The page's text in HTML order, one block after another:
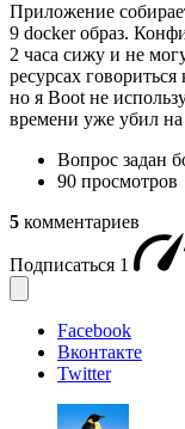
Приложение
9 docker образ.
2 часа сижу и не
ресурсах
но я Boot не
времени уже убил на
Вопрос задан
90 просмотров
5 комментариев
Подписаться 1
Facebook
Вконтакте
Twitter